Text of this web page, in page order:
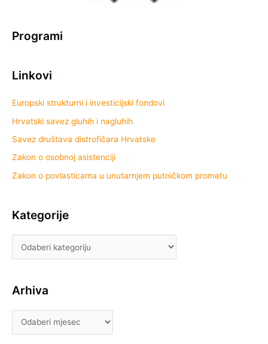
Programi
Linkovi
Europski strukturni i investicijski fondovi
Hrvatski savez gluhih i nagluhih
Savez društava distrofičara Hrvatske
Zakon o osobnoj asistenciji
Zakon o povlasticama u unutarnjem putničkom prometu
Kategorije
Arhiva